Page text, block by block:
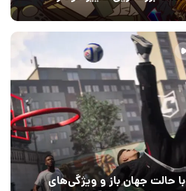
اعمال کرده است؟ کارگردانان
16 ساعت قبل
با حالت جهان باز و ویژگی‌های